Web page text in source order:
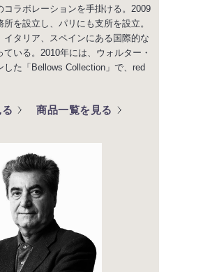
コラボレーションを手掛ける。2009
を設立し、パリにも支所を設立。
イタリア、スペインにある国際的な
いる。2010年には、ウォルター・
した「Bellows Collection」で、red
商品一覧を見る